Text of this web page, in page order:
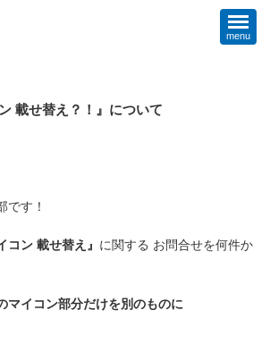
menu
ン 載せ替え？！』について
です！
コン 載せ替え』 に関する お問合せを何件か
マイコン部分だけを別のものに